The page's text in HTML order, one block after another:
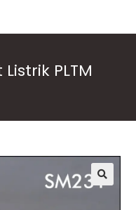
PLTM